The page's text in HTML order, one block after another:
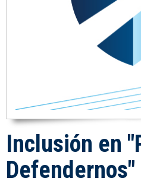
Inclusión en
Defendernos"